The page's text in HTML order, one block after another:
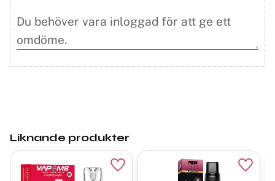
Liknande produkter
Lägg till i favoriter Lägg